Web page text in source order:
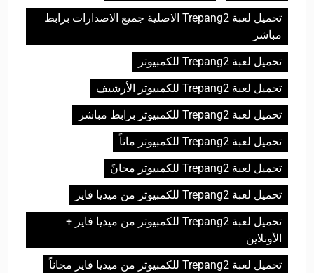
تحميل لعبة Trepang2 الاصلية جميع الاصدارات برابط
مباشر
تحميل لعبة Trepang2 للكمبيوتر
تحميل لعبة Trepang2 للكمبيوتر الأرشيف
تحميل لعبة Trepang2 للكمبيوتر برابط مباشر
تحميل لعبة Trepang2 للكمبيوتر ماناً
تحميل لعبة Trepang2 للكمبيوتر مجانً
تحميل لعبة Trepang2 للكمبيوتر من ميديا فاير
تحميل لعبة Trepang2 للكمبيوتر من ميديا فاير +
الأونلاين
تحميل لعبة Trepang2 للكمبيوتر من ميديا فاير مجاناً